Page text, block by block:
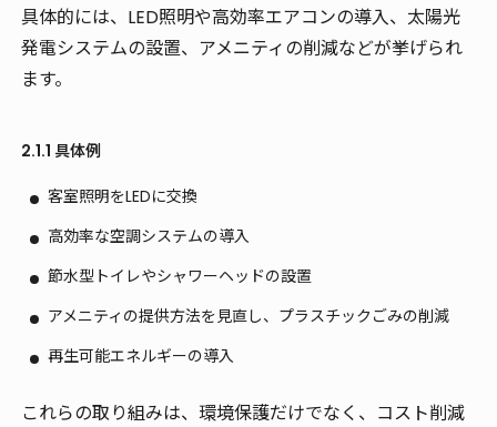
具体的には、LED照明や高効率エアコンの導入、太陽光
発電システムの設置、アメニティの削減などが挙げられ
ます。
2.1.1 具体例
客室照明をLEDに交換
高効率な空調システムの導入
節水型トイレやシャワーヘッドの設置
アメニティの提供方法を見直し、プラスチックごみの削減
再生可能エネルギーの導入
これらの取り組みは、環境保護だけでなく、コスト削減